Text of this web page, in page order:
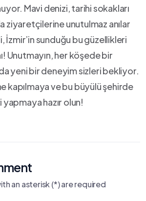
⁢Mavi denizi, ‌tarihi sokakları
ziyaretçilerine unutulmaz anılar
sunduğu bu‌ güzellikleri
Unutmayın, her ​köşede bir
yeni bir deneyim sizleri bekliyor.
kapılmaya ve bu büyülü şehirde
hazır olun!
an asterisk (*) are required